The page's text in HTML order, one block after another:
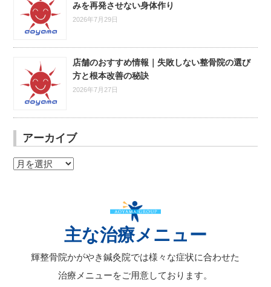
みを再発させない身体作り
2026年7月29日
店舗のおすすめ情報｜失敗しない整骨院の選び
方と根本改善の秘訣
2026年7月27日
アーカイブ
ア
主な治療メニュー
輝整骨院かがやき鍼灸院では様々な症状に合わせた
治療メニューをご用意しております。